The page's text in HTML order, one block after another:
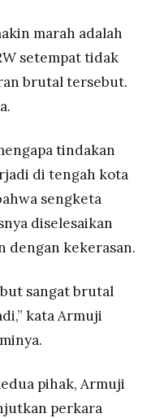
marah adalah
setempat tidak
brutal tersebut.
tindakan
di tengah kota
sengketa
diselesaikan
dengan kekerasan.
sangat brutal
kata Armuji
pihak, Armuji
perkara